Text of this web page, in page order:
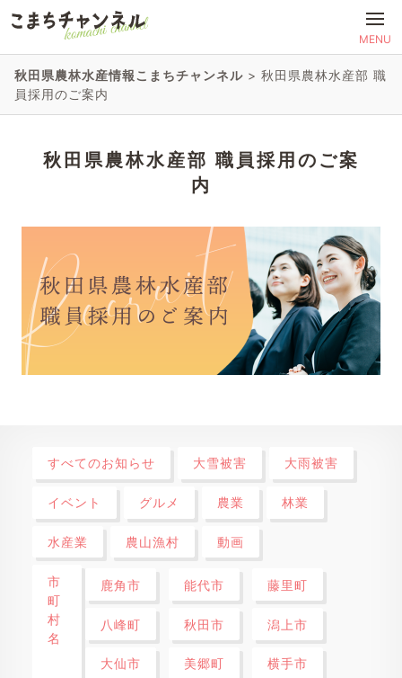
MENU
秋田県農林水産情報こまちチャンネル > 秋田県農林水産部 職
員採用のご案内
秋田県農林水産部 職員採用のご案
内
すべてのお知らせ 大雪被害 大雨被害
イベント グルメ 農業 林業
水産業 農山漁村 動画
市
町
村
名
鹿角市 能代市 藤里町
八峰町 秋田市 潟上市
大仙市 美郷町 横手市